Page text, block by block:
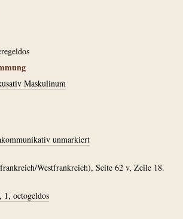
Maskulinum
unmarkiert
Westfrankreich), Seite 62 v, Zeile 18.
octogeldos